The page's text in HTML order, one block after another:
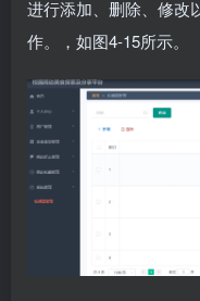
进行添加、删除、修改
作。，如图4-15所示。